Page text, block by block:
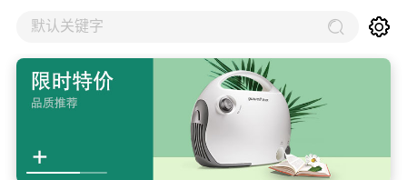
默认关键字